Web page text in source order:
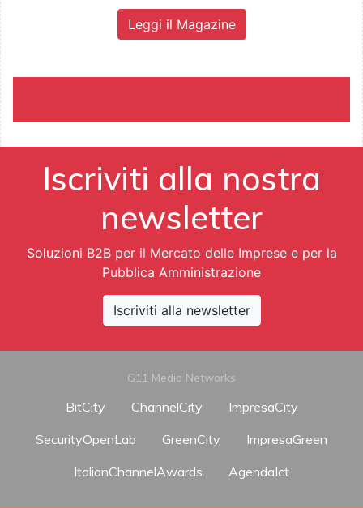
Leggi il Magazine
Iscriviti alla nostra
newsletter
Soluzioni B2B per il Mercato delle Imprese e per la
Pubblica Amministrazione
Iscriviti alla newsletter
G11 Media Networks
BitCity ChannelCity
ImpresaCity
SecurityOpenLab
GreenCity
ImpresaGreen
ItalianChannelAwards
AgendaIct